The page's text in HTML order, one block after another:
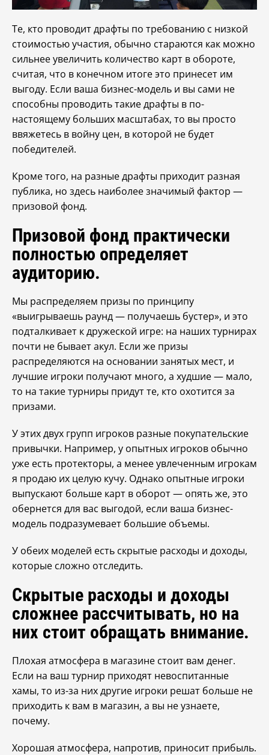
Те, кто проводит драфты по требованию с низкой
стоимостью участия, обычно стараются как можно
сильнее увеличить количество карт в обороте,
считая, что в конечном итоге это принесет им
выгоду. Если ваша бизнес-модель и вы сами не
способны проводить такие драфты в по-
настоящему больших масштабах, то вы просто
ввяжетесь в войну цен, в которой не будет
победителей.
Кроме того, на разные драфты приходит разная
публика, но здесь наиболее значимый фактор —
призовой фонд.
Призовой фонд практически
полностью определяет
аудиторию.
Мы распределяем призы по принципу
«выигрываешь раунд — получаешь бустер», и это
подталкивает к дружеской игре: на наших турнирах
почти не бывает акул. Если же призы
распределяются на основании занятых мест, и
лучшие игроки получают много, а худшие — мало,
то на такие турниры придут те, кто охотится за
призами.
У этих двух групп игроков разные покупательские
привычки. Например, у опытных игроков обычно
уже есть протекторы, а менее увлеченным игрокам
я продаю их целую кучу. Однако опытные игроки
выпускают больше карт в оборот — опять же, это
обернется для вас выгодой, если ваша бизнес-
модель подразумевает большие объемы.
У обеих моделей есть скрытые расходы и доходы,
которые сложно отследить.
Скрытые расходы и доходы
сложнее рассчитывать, но на
них стоит обращать внимание.
Плохая атмосфера в магазине стоит вам денег.
Если на ваш турнир приходят невоспитанные
хамы, то из-за них другие игроки решат больше не
приходить к вам в магазин, а вы не узнаете,
почему.
Хорошая атмосфера, напротив, приносит прибыль.